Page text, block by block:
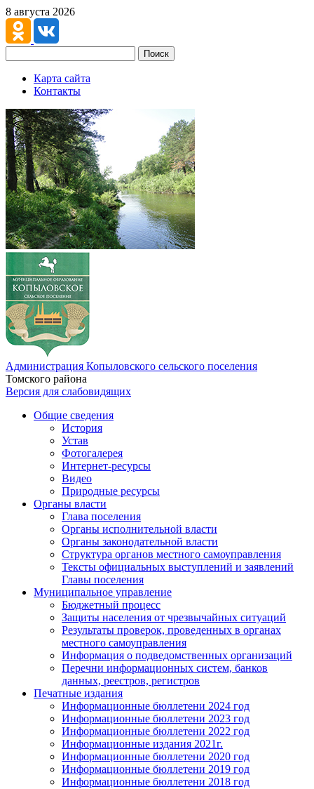
8 августа 2026
Поиск
Карта сайта
Контакты
Администрация Копыловского сельского поселения
Томского района
Версия для слабовидящих
Общие сведения
История
Устав
Фотогалерея
Интернет-ресурсы
Видео
Природные ресурсы
Органы власти
Глава поселения
Органы исполнительной власти
Органы законодательной власти
Структура органов местного самоуправления
Тексты официальных выступлений и заявлений
Главы поселения
Муниципальное управление
Бюджетный процесс
Защиты населения от чрезвычайных ситуаций
Результаты проверок, проведенных в органах
местного самоуправления
Информация о подведомственных организаций
Перечни информационных систем, банков
данных, реестров, регистров
Печатные издания
Информационные бюллетени 2024 год
Информационные бюллетени 2023 год
Информационные бюллетени 2022 год
Информационные издания 2021г.
Информационные бюллетени 2020 год
Информационные бюллетени 2019 год
Информационные бюллетени 2018 год